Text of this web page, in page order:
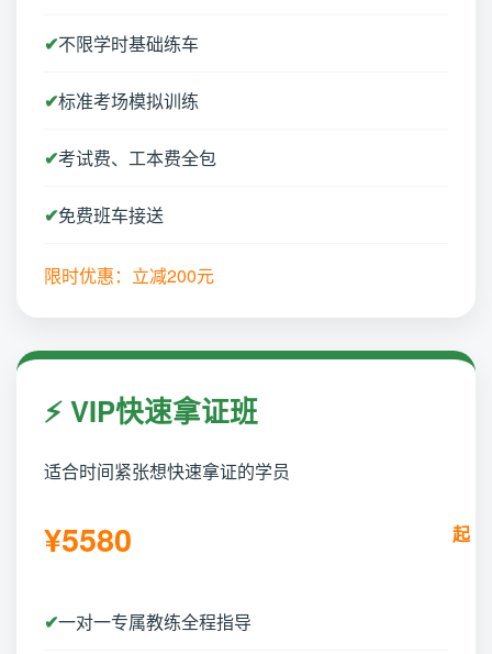
不限学时基础练车
标准考场模拟训练
考试费、工本费全包
免费班车接送
限时优惠：立减200元
⚡ VIP快速拿证班
适合时间紧张想快速拿证的学员
¥5580
一对一专属教练全程指导